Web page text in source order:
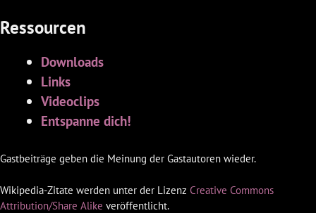
Ressourcen
Downloads
Links
Videoclips
Entspanne dich!
Gastbeiträge geben die Meinung der Gastautoren wieder.
Wikipedia-Zitate werden unter der Lizenz Creative Commons
Attribution/Share Alike veröffentlicht.